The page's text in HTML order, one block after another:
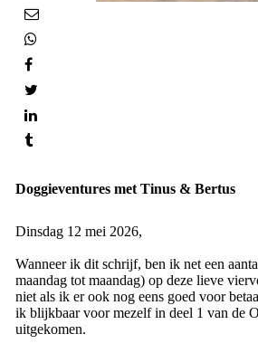
Doggieventures met Tinus & Bertus
Dinsdag 12 mei 2026,
Wanneer ik dit schrijf, ben ik net een
maandag tot maandag) op deze lieve
niet als ik er ook nog eens goed voor
ik blijkbaar voor mezelf in deel 1 van de
uitgekomen.